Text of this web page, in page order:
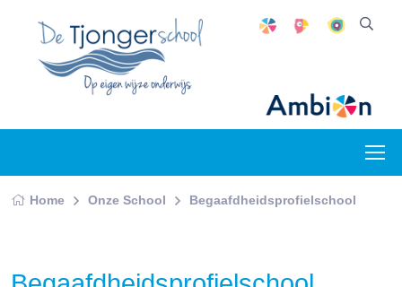
Home Onze School Begaafdheidsprofielschool